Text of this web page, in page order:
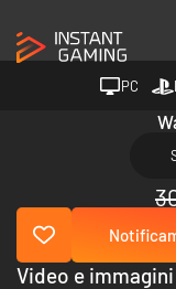
PC
Video e immagini